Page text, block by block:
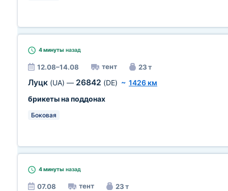
4 минуты назад
12.08–14.08 тент 23 т
Луцк (UA) — 26842 (DE) ~ 1426 км
брикеты на поддонах
Боковая
4 минуты назад
07.08 тент 23 т